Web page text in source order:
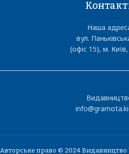
Наша
вул.
(офіс 15), м.
Авторське право © 2024 Видавництво